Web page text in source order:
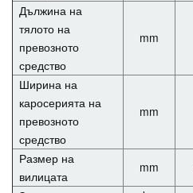
Дължина на
тялото на
превозното
средство
mm
Ширина на
каросерията на
превозното
средство
mm
Размер на
вилицата
mm